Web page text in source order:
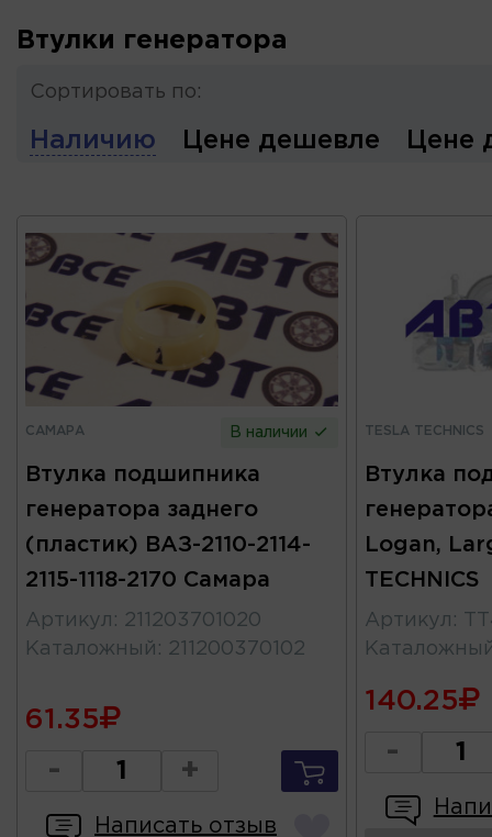
Втулки генератора
Сортировать по:
Наличию Цене дешевле Цене
САМАРА В наличии
Втулка подшипника
генератора заднего
(пластик) ВАЗ-2110-2114-
2115-1118-2170 Самара
Артикул : 211203701020
Каталожный : 211200370102
61.35
- +
Написать отзыв
TESLA TECHNICS
Втулка
Logan,
TECHNICS
Артикул :
140.25
-